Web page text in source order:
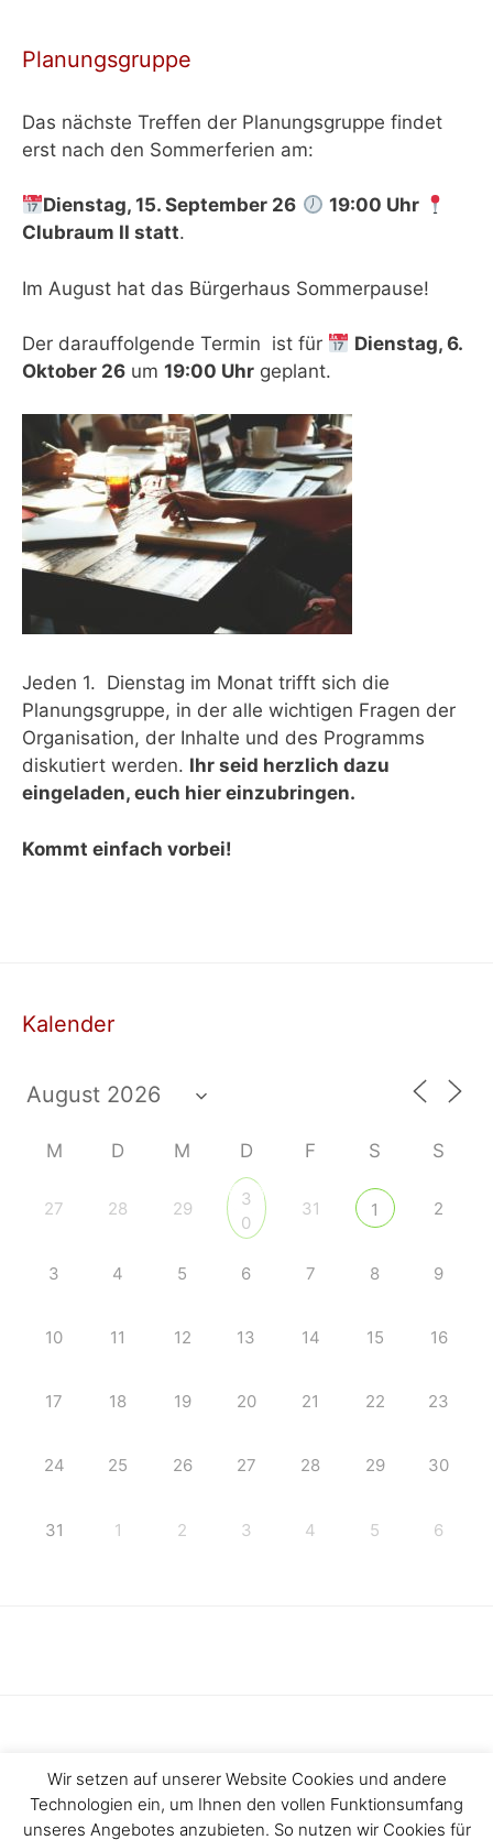
Planungsgruppe
Das nächste Treffen der Planungsgruppe findet
erst nach den Sommerferien am:
Dienstag, 15. September 26
19:00 Uhr
Clubraum II statt.
Im August hat das Bürgerhaus Sommerpause!
Der darauffolgende Termin ist für
Dienstag, 6.
Oktober 26 um 19:00 Uhr geplant.
Jeden 1. Dienstag im Monat trifft sich die
Planungsgruppe, in der alle wichtigen Fragen der
Organisation, der Inhalte und des Programms
diskutiert werden. Ihr seid herzlich dazu
eingeladen, euch hier einzubringen.
Kommt einfach vorbei!
Kalender
M D M D F S S
27 28 29
3
0
31 1 2
3 4 5 6 7 8 9
10 11 12 13 14 15 16
17 18 19 20 21 22 23
24 25 26 27 28 29 30
31 1 2 3 4 5 6
Haftungsausschluss Impressum
Wir setzen auf unserer Website Cookies und andere
Technologien ein, um Ihnen den vollen Funktionsumfang
unseres Angebotes anzubieten. So nutzen wir Cookies für